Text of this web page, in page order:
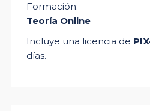
Formación:
Teoría Online
Incluye una licencia de
días.